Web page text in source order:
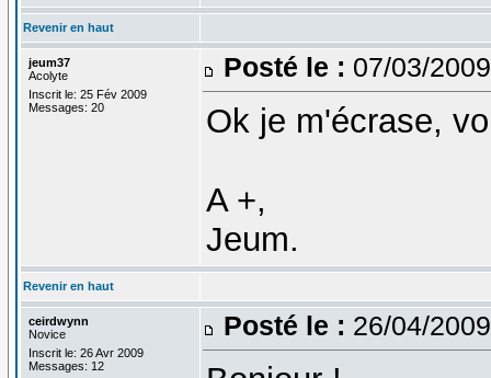
Revenir en haut
jeum37
Acolyte
Inscrit le: 25 Fév 2009
Messages: 20
Posté le : 07/03/
Ok je m'écrase,
A +,
Jeum.
Revenir en haut
ceirdwynn
Novice
Inscrit le: 26 Avr 2009
Messages: 12
Posté le : 26/04/